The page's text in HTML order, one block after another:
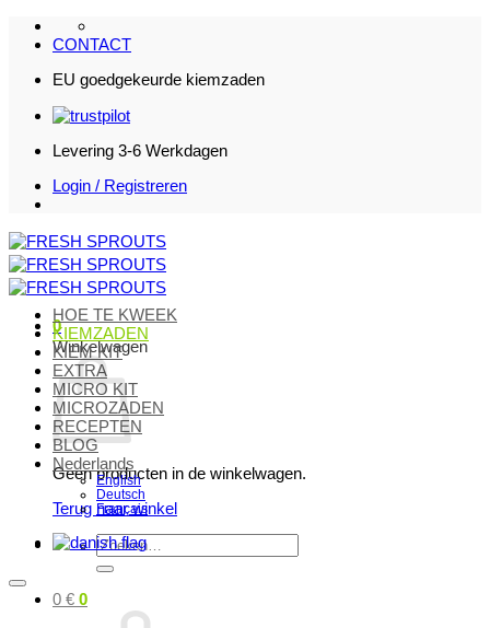
naar
CONTACT
EU goedgekeurde kiemzaden
Levering 3-6 Werkdagen
Login / Registreren
0
Winkelwagen
Geen producten in de winkelwagen.
Terug naar winkel
Zoeken
naar:
0 € 0
HOE TE KWEEK
KIEMZADEN
KIEM KIT
EXTRA
MICRO KIT
MICROZADEN
RECEPTEN
BLOG
Nederlands
English
Deutsch
Français